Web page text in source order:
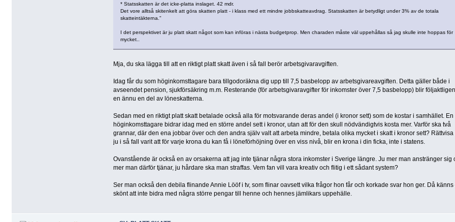
* Statsskatten är det icke-platta inslaget. 42 mdr.
Det vore alltså skitenkelt att göra skatten platt - i klass med ett mindre jobbskatteavdrag. Statsskatten är betydligt under 3% av de totala
skatteintäkterna."
I det perspektivet är ju platt skatt något som kan införas i nästa budgetprop. Men charaden måste väl uppehållas så jag skulle inte hoppas för
mycket..
Mja, du ska lägga till att en riktigt platt skatt även i så fall berör arbetsgivaravgiften.
Idag får du som höginkomsttagare bara tillgodoräkna dig upp till 7,5 basbelopp av arbetsgivareavgiften. Detta gäller både i
avseendet pension, sjukförsäkring m.m. Resterande (för arbetsgivaravgifter för inkomster över 7,5 basbelopp) blir
en ännu en del av löneskatterna.
Sedan med en riktigt platt skatt betalade också alla för motsvarande deras andel (i kronor sett) som de kostar i samhället. En
höginkomsttagare bidrar idag med en större andel sett i kronor, utan att för den skull nödvändigtvis kosta mer. Varför ska två
grannar, där den ena jobbar över och den andra själv valt att arbeta mindre, betala olika mycket i skatt i kronor sett? Rättvisa
ju i så fall varit att för varje krona du kan få i löneförhöjning över en viss nivå, blir en krona i din ficka, inte i statens.
Ovanstående är också en av orsakerna att jag inte tjänar några stora inkomster i Sverige längre. Ju mer man anstränger sig
mer man därför tjänar, ju hårdare ska man straffas. Vem fan vill vara kreativ och flitig i ett sådant system?
Ser man också den debila flinande Annie Lööf i tv, som flinar oavsett vilka frågor hon får och korkade svar hon ger. Då känns
skönt att inte bidra med några större pengar till henne och hennes jämlikars uppehälle.